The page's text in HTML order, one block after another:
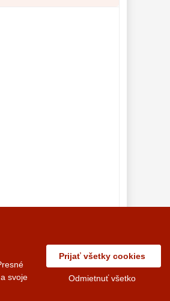
- 2026 Vedius Soft s.r.o.
svoje
Prijať všetky cookies
Odmietnuť všetko